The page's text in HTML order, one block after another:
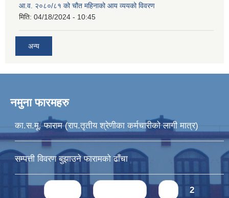
आ.व. २०८०/८१ को चौत महिनाको आय व्ययको विवरण
मिति: 04/18/2024 - 10:45
अन्य
नमुना फारमहरु
का.स.मू. फाराम (राप.तृतीय श्रेणीका कर्मचारीको लागी मात्र)
सम्पत्ती विवरण बुझाउने फारामको ढाँचा
Pages 2